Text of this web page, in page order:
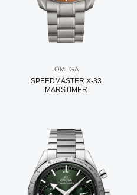
OMEGA
SPEEDMASTER X-33
MARSTIMER